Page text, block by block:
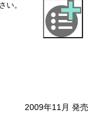
い。
2009年11月 発売